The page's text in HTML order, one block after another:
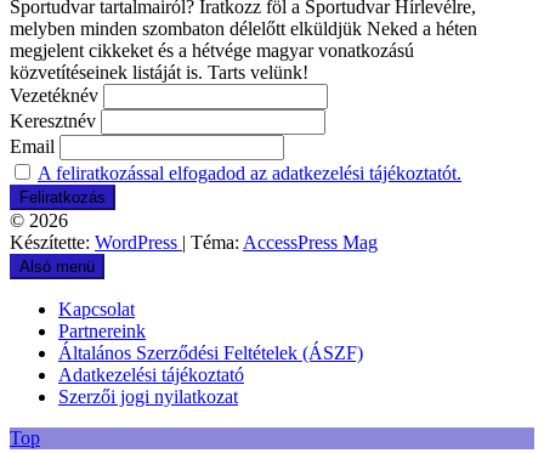
Sportudvar tartalmairól? Iratkozz föl a Sportudvar Hírlevélre,
melyben minden szombaton délelőtt elküldjük Neked a héten
megjelent cikkeket és a hétvége magyar vonatkozású
közvetítéseinek listáját is. Tarts velünk!
Vezetéknév
Keresztnév
Email
A feliratkozással elfogadod az adatkezelési tájékoztatót.
© 2026
Készítette: WordPress | Téma: AccessPress Mag
Alsó menü
Kapcsolat
Partnereink
Általános Szerződési Feltételek (ÁSZF)
Adatkezelési tájékoztató
Szerzői jogi nyilatkozat
Top